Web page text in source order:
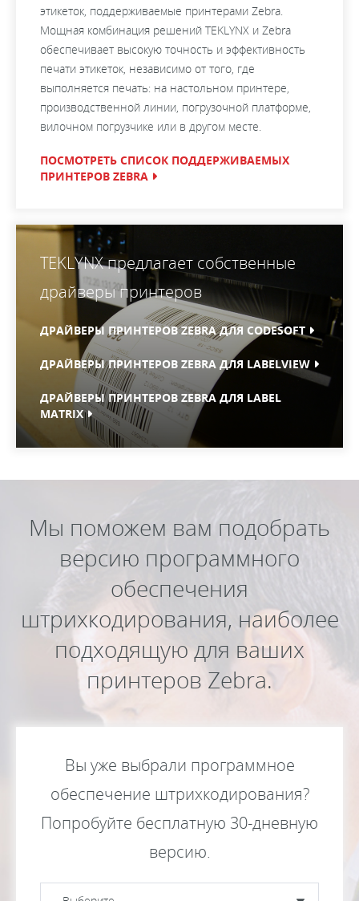
этикеток, поддерживаемые принтерами Zebra.
Мощная комбинация решений TEKLYNX и Zebra
обеспечивает высокую точность и эффективность
печати этикеток, независимо от того, где
выполняется печать: на настольном принтере,
производственной линии, погрузочной платформе,
вилочном погрузчике или в другом месте.
ПОСМОТРЕТЬ СПИСОК ПОДДЕРЖИВАЕМЫХ
ПРИНТЕРОВ ZEBRA
TEKLYNX предлагает собственные
драйверы принтеров
ДРАЙВЕРЫ ПРИНТЕРОВ ZEBRA ДЛЯ CODESOFT
ДРАЙВЕРЫ ПРИНТЕРОВ ZEBRA ДЛЯ LABELVIEW
ДРАЙВЕРЫ ПРИНТЕРОВ ZEBRA ДЛЯ LABEL
MATRIX
Мы поможем вам подобрать
версию программного
обеспечения
штрихкодирования, наиболее
подходящую для ваших
принтеров Zebra.
Вы уже выбрали программное
обеспечение штрихкодирования?
Попробуйте бесплатную 30-дневную
версию.